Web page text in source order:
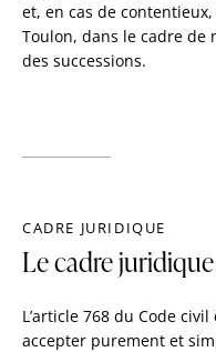
et, en cas de
Toulon, dans le cadre de
des successions.
CADRE JURIDIQUE
Le cadre
L’article 768 du Code
accepter purement et